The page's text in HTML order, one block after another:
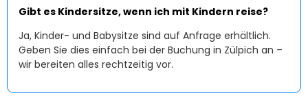
Gibt es Kindersitze, wenn ich mit Kindern reise?
Ja, Kinder- und Babysitze sind auf Anfrage erhältlich.
Geben Sie dies einfach bei der Buchung in Zülpich an –
wir bereiten alles rechtzeitig vor.